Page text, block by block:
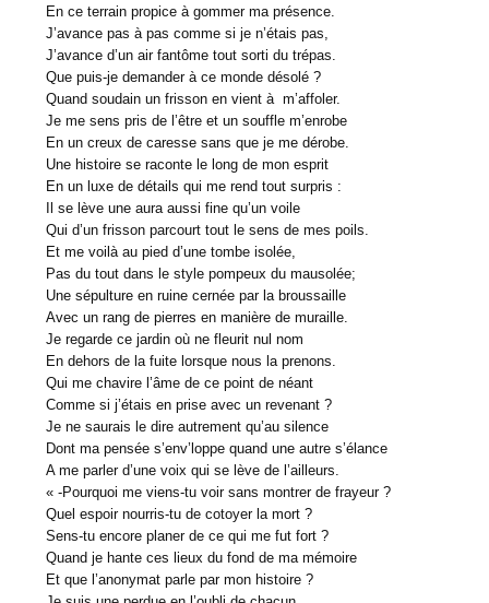
En ce terrain propice à gommer ma présence.
J’avance pas à pas comme si je n’étais pas,
J’avance d’un air fantôme tout sorti du trépas.
Que puis-je demander à ce monde désolé ?
Quand soudain un frisson en vient à m’affoler.
Je me sens pris de l’être et un souffle m’enrobe
En un creux de caresse sans que je me dérobe.
Une histoire se raconte le long de mon esprit
En un luxe de détails qui me rend tout surpris :
Il se lève une aura aussi fine qu’un voile
Qui d’un frisson parcourt tout le sens de mes poils.
Et me voilà au pied d’une tombe isolée,
Pas du tout dans le style pompeux du mausolée;
Une sépulture en ruine cernée par la broussaille
Avec un rang de pierres en manière de muraille.
Je regarde ce jardin où ne fleurit nul nom
En dehors de la fuite lorsque nous la prenons.
Qui me chavire l’âme de ce point de néant
Comme si j’étais en prise avec un revenant ?
Je ne saurais le dire autrement qu’au silence
Dont ma pensée s’env’loppe quand une autre s’élance
A me parler d’une voix qui se lève de l’ailleurs.
« -Pourquoi me viens-tu voir sans montrer de frayeur ?
Quel espoir nourris-tu de cotoyer la mort ?
Sens-tu encore planer de ce qui me fut fort ?
Quand je hante ces lieux du fond de ma mémoire
Et que l’anonymat parle par mon histoire ?